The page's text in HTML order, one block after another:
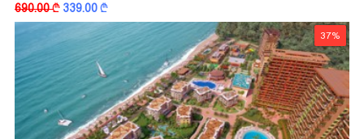
690.00k 339.00k
37%